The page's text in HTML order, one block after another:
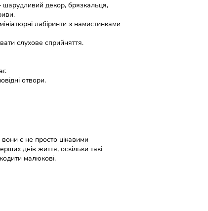
шарудливий декор, брязкальця,
лабіринти з намистинками
слухове сприйняття.
отвори.
є не просто цікавими
днів життя, оскільки такі
малюкові.